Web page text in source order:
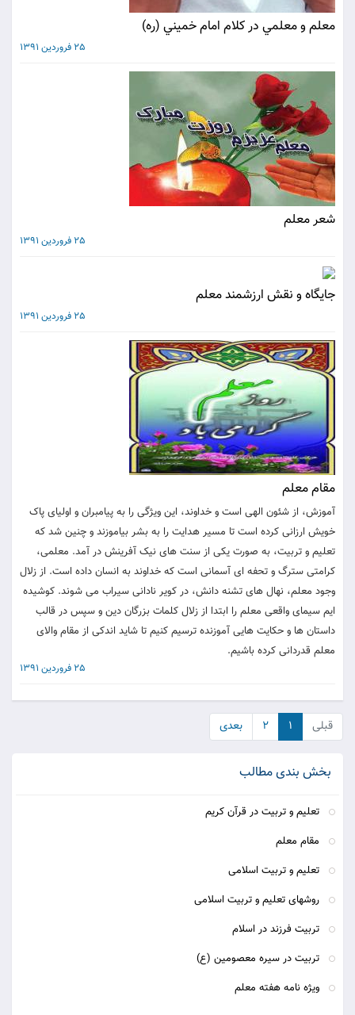
معلم و معلمي در كلام امام خميني (ره)
25 فروردین 1391
شعر معلم
25 فروردین 1391
جايگاه و نقش ارزشمند معلم
25 فروردین 1391
مقام معلم
آموزش، از شئون الهی است و خداوند، این ویژگی را به پیامبران و اولیای پاک
خویش ارزانی کرده است تا مسیر هدایت را به بشر بیاموزند و چنین شد که
تعلیم و تربیت، به صورت یکی از سنت های نیک آفرینش در آمد. معلمی،
کرامتی سترگ و تحفه ای آسمانی است که خداوند به انسان داده است. از زلال
وجود معلم، نهال های تشنه دانش، در کویر نادانی سیراب می شوند. کوشیده
ایم سیمای واقعی معلم را ابتدا از زلال کلمات بزرگان دین و سپس در قالب
داستان ها و حکایت هایی آموزنده ترسیم کنیم تا شاید اندکی از مقام والای
معلم قدردانی کرده باشیم.
25 فروردین 1391
قبلی ۱ ۲ بعدی
بخش بندی مطالب
تعلیم و تربیت در قرآن کریم
مقام معلم
تعلیم و تربیت اسلامی
روشهای تعلیم و تربیت اسلامی
تربيت فرزند در اسلام
تربيت در سيره معصومين (ع)
ويژه نامه هفته معلم